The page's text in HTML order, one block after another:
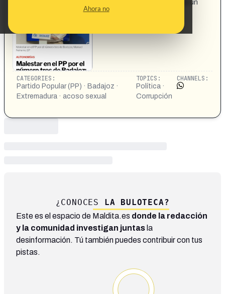
Ahora no
Malestar en el PP por el número tres de Badajoz: ofreció un
puesto de chófer a cambio de "echar un polvo"´
CATEGORIES:
Partido Popular (PP) · Badajoz ·
Extremadura · acoso sexual
TOPICS:
Política ·
Corrupción
CHANNELS:
¿CONOCES LA BULOTECA?
Este es el espacio de Maldita.es donde la redacción
y la comunidad investigan juntas la
desinformación. Tú también puedes contribuir con tus
pistas.